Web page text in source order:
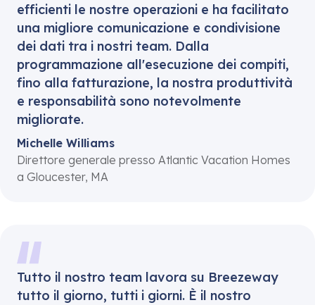
efficienti le nostre operazioni e ha facilitato
una migliore comunicazione e condivisione
dei dati tra i nostri team. Dalla
programmazione all'esecuzione dei compiti,
fino alla fatturazione, la nostra produttività
e responsabilità sono notevolmente
migliorate.
Michelle Williams
Direttore generale presso Atlantic Vacation Homes
a Gloucester, MA
Tutto il nostro team lavora su Breezeway
tutto il giorno, tutti i giorni. È il nostro